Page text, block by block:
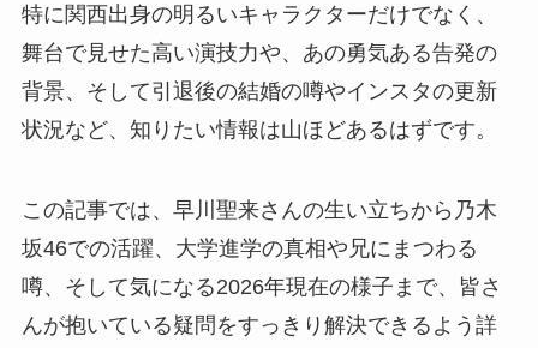
特に関西出身の明るいキャラクターだけでなく、
舞台で見せた高い演技力や、あの勇気ある告発の
背景、そして引退後の結婚の噂やインスタの更新
状況など、知りたい情報は山ほどあるはずです。
この記事では、早川聖来さんの生い立ちから乃木
坂46での活躍、大学進学の真相や兄にまつわる
噂、そして気になる2026年現在の様子まで、皆さ
んが抱いている疑問をすっきり解決できるよう詳